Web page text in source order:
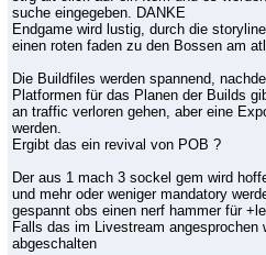
suche eingegeben. DANKE
Endgame wird lustig, durch die
einen roten faden zu den Bossen am
Die Buildfiles werden spannend,
Platformen für das Planen der Builds
an traffic verloren gehen, aber eine
werden.
Ergibt das ein revival von POB ?
Der aus 1 mach 3 sockel gem wird
und mehr oder weniger mandatory
gespannt obs einen nerf hammer für
Falls das im Livestream
abgeschalten